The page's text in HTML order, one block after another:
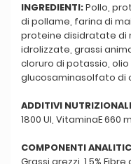
INGREDIENTI:Pollo,
di pollame, farina di
proteine disidratate di
idrolizzate, grassi
cloruro di potassio,
glucosaminasolfato di
ADDITIVI
1800 UI, VitaminaE 660
COMPONENTI